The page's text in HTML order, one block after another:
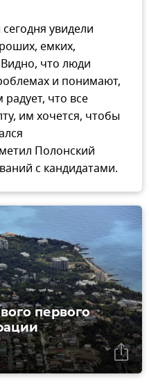
увидели
емких,
что люди
и понимают,
что все
им хочется, чтобы
Полонский
с кандидатами.
первого